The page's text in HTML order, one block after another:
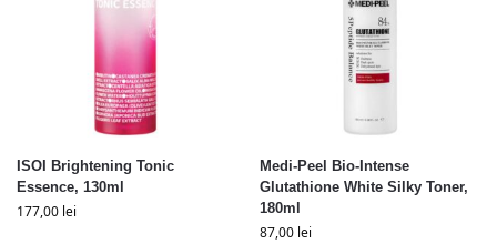
ISOI Brightening Tonic
Essence, 130ml
177,00 lei
Medi-Peel Bio-Intense
Glutathione White Silky Toner,
180ml
87,00 lei